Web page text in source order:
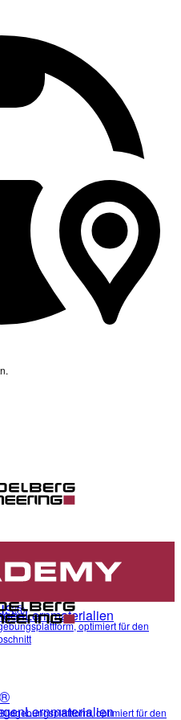
optimiert für den
optimiert für den
Lernmaterialien
Lernmaterialien